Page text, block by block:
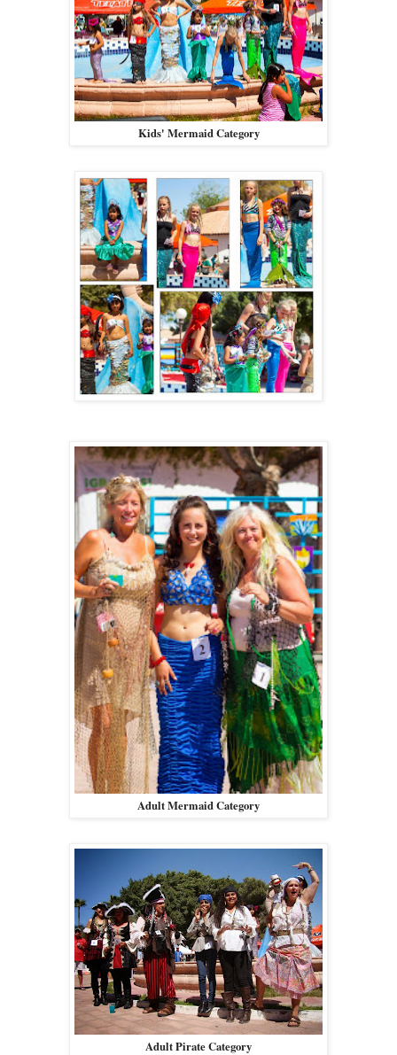
Kids' Mermaid Category
Adult Mermaid Category
Adult Pirate Category